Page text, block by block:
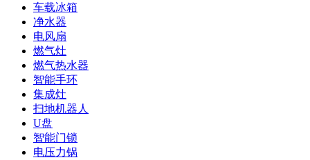
车载冰箱
净水器
电风扇
燃气灶
燃气热水器
智能手环
集成灶
扫地机器人
U盘
智能门锁
电压力锅